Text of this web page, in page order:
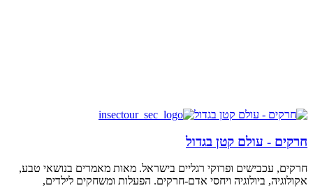
חרקים - עולם קטן בגדול
חרקים, עכבישים ופרוקי רגליים בישראל. מאות מאמרים בנושאי טבע,
אקולוגיה, ביולוגיה ויחסי אדם-חרקים. הפעלות ומשחקים לילדים,